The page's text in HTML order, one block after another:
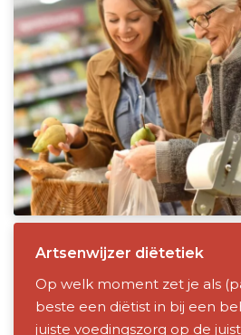
Artsenwijzer diëtetiek
Op welk moment zet je als
beste een diëtist in bij een
juiste voedingszorg op de